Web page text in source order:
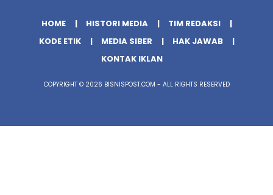
HOME HISTORI MEDIA
TIM REDAKSI
KODE ETIK
MEDIA SIBER
HAK JAWAB
KONTAK IKLAN
COPYRIGHT © 2026 BISNISPOST.COM - ALL RIGHTS RESERVED